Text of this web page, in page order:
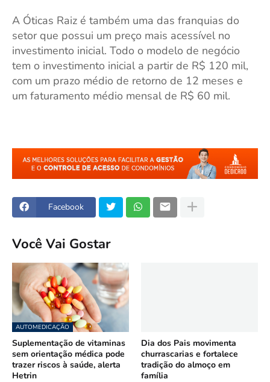
A Óticas Raiz é também uma das franquias do
setor que possui um preço mais acessível no
investimento inicial. Todo o modelo de negócio
tem o investimento inicial a partir de R$ 120 mil,
com um prazo médio de retorno de 12 meses e
um faturamento médio mensal de R$ 60 mil.
Facebook
Você Vai Gostar
AUTOMEDICAÇÃO
Suplementação de vitaminas
sem orientação médica pode
trazer riscos à saúde, alerta
Hetrin
Dia dos Pais movimenta
churrascarias e fortalece
tradição do almoço em
família